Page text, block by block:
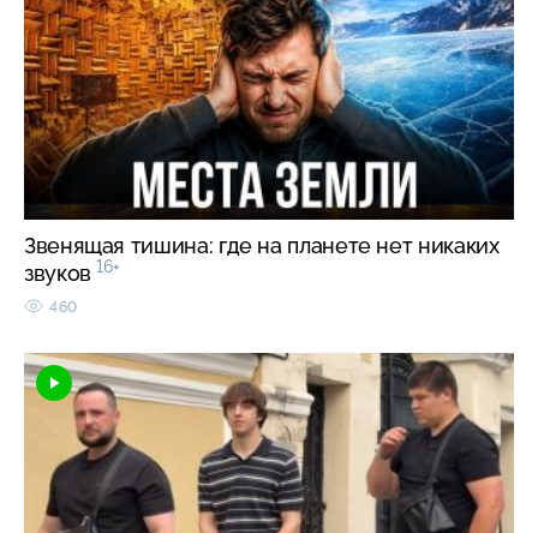
Звенящая тишина: где на планете нет никаких
звуков 16+
460